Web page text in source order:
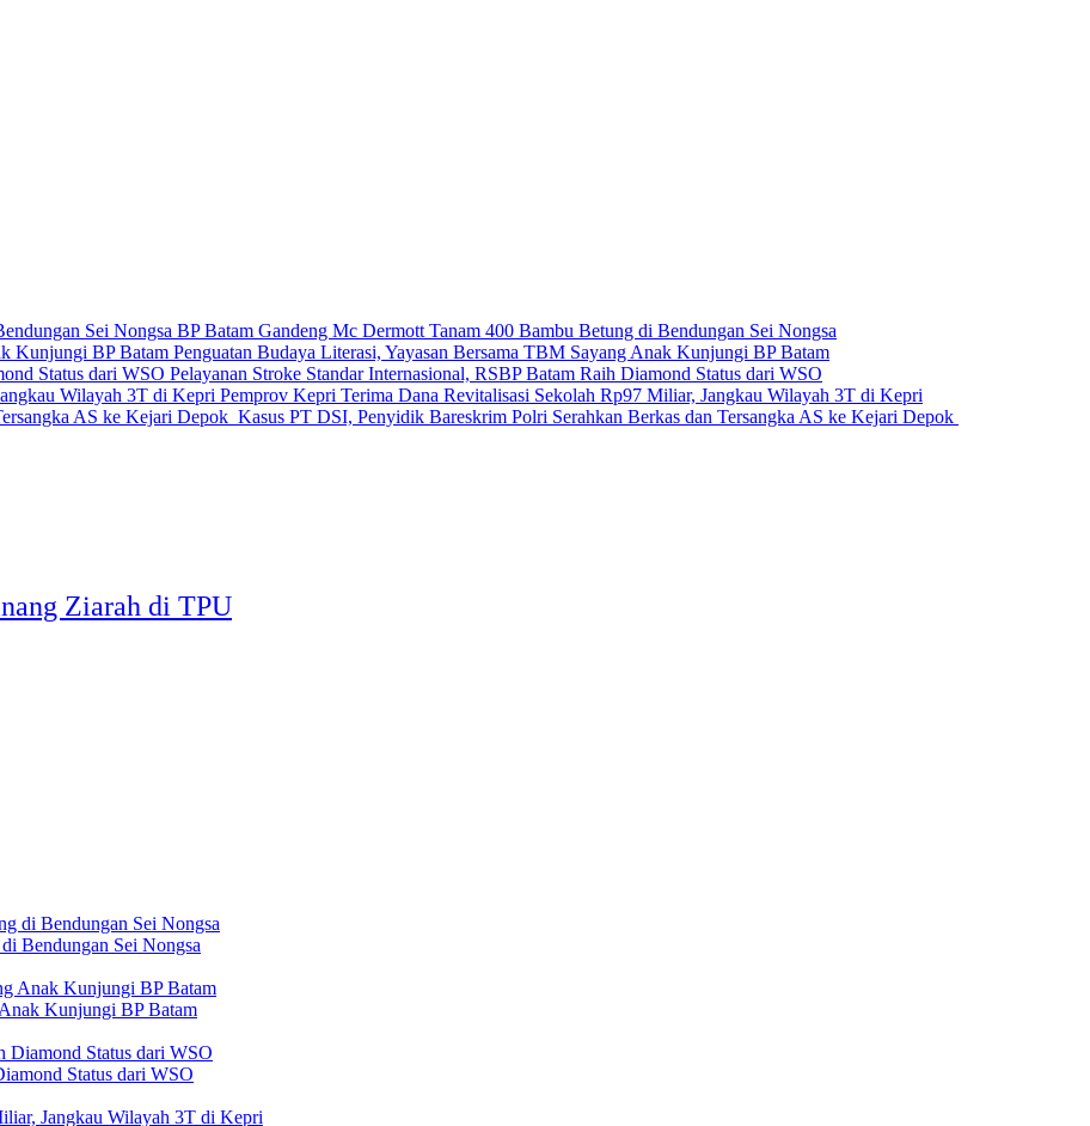
BP Batam Gandeng Mc Dermott Tanam 400 Bambu Betung di Bendungan Sei Nongsa
Penguatan Budaya Literasi, Yayasan Bersama TBM Sayang Anak Kunjungi BP Batam
Pelayanan Stroke Standar Internasional, RSBP Batam Raih Diamond Status dari WSO
Pemprov Kepri Terima Dana Revitalisasi Sekolah Rp97 Miliar, Jangkau Wilayah 3T di Kepri
Kasus PT DSI, Penyidik Bareskrim Polri Serahkan Berkas dan Tersangka AS ke Kejari Depok
Ziarah di TPU
Bendungan Sei Nongsa
Kunjungi BP Batam
Status dari WSO